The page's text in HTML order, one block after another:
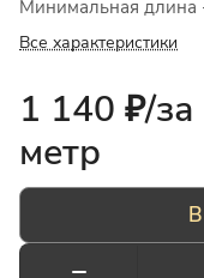
Минимальная длина
Все характеристики
1 140 ₽/
метр